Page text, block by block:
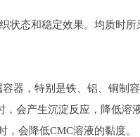
态和稳定效果。均质时所
，特别是铁、铝、铜制
会产生沉淀反应，降低溶
会降低CMC溶液的黏度。